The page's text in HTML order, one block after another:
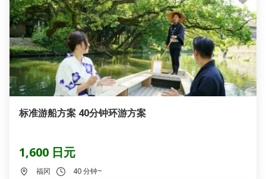
标准游船方案 40分钟环游方案
1,600 日元
福冈 40 分钟~